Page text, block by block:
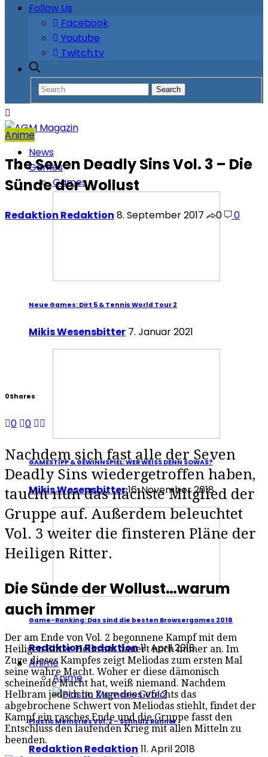
Follow Us
Facebook
Youtube
Twitch.tv
News
Games
Games
Neue Games: Dirt 5 & Tennis World Tour 2
Mikis Wesensbitter 7. Januar 2021
GAMESTIPP & GEWINNSPIEL: WER WEISS DENN SOWAS?
Mikis Wesensbitter16. November 2018
Game-Ranking: Das sind die besten Browsergames 2018
Redaktion Redaktion11. April 2018
Anime
Anime
Plastic Memories Vol. 2 – Schnulz Runner
Redaktion Redaktion 11. April 2018
Anime
The Seven Deadly Sins Vol. 3 – Die
Sünde der Wollust
Redaktion Redaktion 8. September 2017 0 0
0Shares
0 0
Nachdem sich fast alle der Seven
Deadly Sins wiedergetroffen haben,
taucht nun das nächste Mitglied der
Gruppe auf. Außerdem beleuchtet
Vol. 3 weiter die finsteren Pläne der
Heiligen Ritter.
Die Sünde der Wollust…warum
auch immer
Der am Ende von Vol. 2 begonnene Kampf mit dem
Heiligen Ritter Helbram dauert noch immer an. Im
Zuge dieses Kampfes zeigt Meliodas zum ersten Mal
seine wahre Macht. Woher er diese dämonisch
scheinende Macht hat, weiß niemand. Nachdem
Helbram jedoch im Zuge des Gefechts das
abgebrochene Schwert von Meliodas stiehlt, findet der
Kampf ein rasches Ende und die Gruppe fasst den
Entschluss den laufenden Krieg mit allen Mitteln zu
beenden.